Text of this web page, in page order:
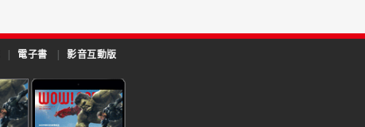
| 電子書 | 影音互動版